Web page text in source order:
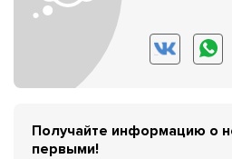
Получайте информацию о
первыми!